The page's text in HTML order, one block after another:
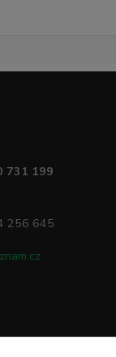
731 199
256 645